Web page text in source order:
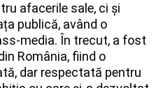
afacerile sale, ci și
publică, având o
media. În trecut, a fost
România, fiind o
dar respectată pentru